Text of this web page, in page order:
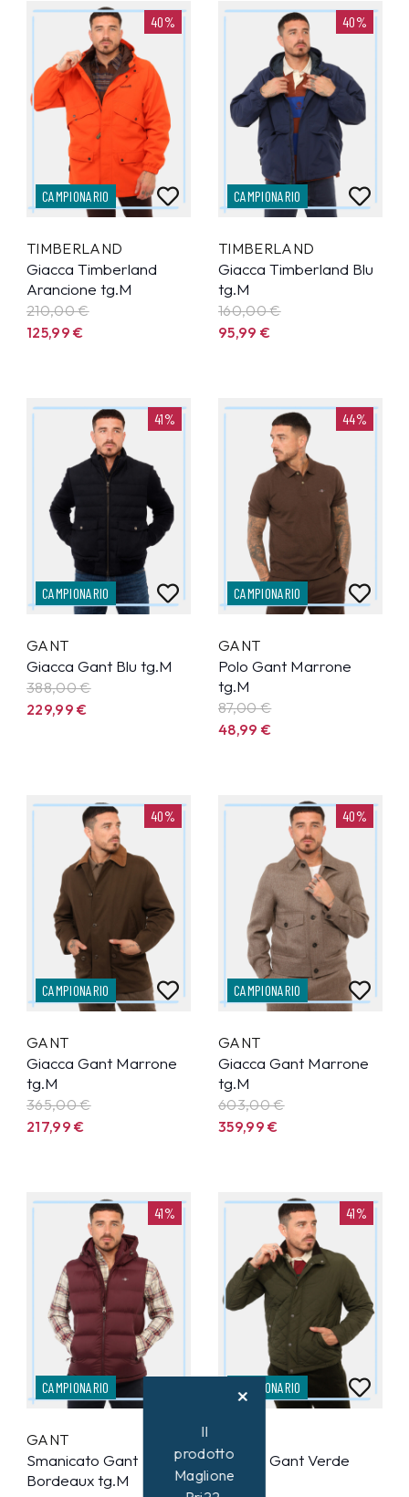
40%
CAMPIONARIO
TIMBERLAND
Giacca Timberland
Arancione tg.M
210,00 €
125,99€
40%
CAMPIONARIO
TIMBERLAND
Giacca Timberland Blu
tg.M
160,00 €
95,99€
41%
CAMPIONARIO
GANT
Giacca Gant Blu tg.M
388,00 €
229,99€
44%
CAMPIONARIO
GANT
Polo Gant Marrone
tg.M
87,00 €
48,99€
40%
CAMPIONARIO
GANT
Giacca Gant Marrone
tg.M
365,00 €
217,99€
40%
CAMPIONARIO
GANT
Giacca Gant Marrone
tg.M
603,00 €
359,99€
41%
CAMPIONARIO
GANT
Smanicato Gant
Bordeaux tg.M
41%
CAMPIONARIO
Giacca Gant Verde
tg.M
Il
prodotto
Maglione